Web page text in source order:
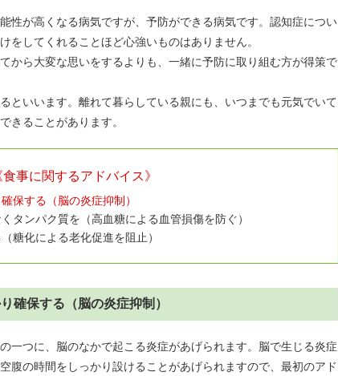
性が高くなる病気ですが、予防ができる病気です。認知症につい
をしてくれることほど心強いものはありません。
から大変な思いをするよりも、一緒に予防に取り組む方が得策で
といいます。離れて暮らしている親にも、いつまでも元気でいて
きることがあります。
食事に関するアドバイス》
保する（脳の炎症抑制）
タンパク質を（高血糖による血管損傷を防ぐ）
糖化による老化促進を阻止）
確保する（脳の炎症抑制）
一つに、脳のなかで起こる炎症があげられます。脳で生じる炎症
腹の時間をしっかり設けることがあげられますので、最初のアド